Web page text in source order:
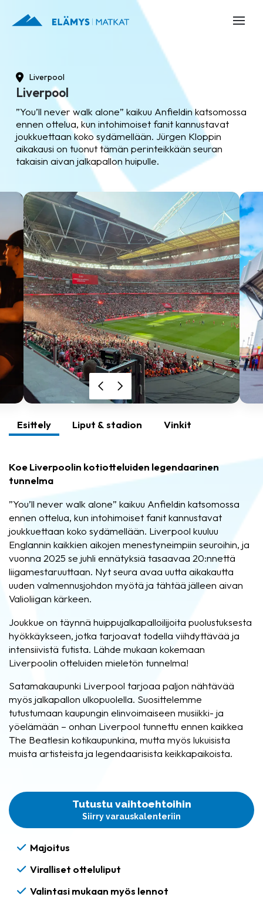
Liverpool
Liverpool
”You’ll never walk alone” kaikuu Anfieldin katsomossa
ennen ottelua, kun intohimoiset fanit kannustavat
joukkuettaan koko sydämellään. Jürgen Kloppin
aikakausi on tuonut tämän perinteikkään seuran
takaisin aivan jalkapallon huipulle.
Esittely Liput & stadion Vinkit
Koe Liverpoolin kotiotteluiden legendaarinen
tunnelma
”You’ll never walk alone” kaikuu Anfieldin katsomossa
ennen ottelua, kun intohimoiset fanit kannustavat
joukkuettaan koko sydämellään. Liverpool kuuluu
Englannin kaikkien aikojen menestyneimpiin seuroihin, ja
vuonna 2025 se juhli ennätyksiä tasaavaa 20:nnettä
liigamestaruuttaan. Nyt seura avaa uutta aikakautta
uuden valmennusjohdon myötä ja tähtää jälleen aivan
Valioliigan kärkeen.
Joukkue on täynnä huippujalkapalloilijoita puolustuksesta
hyökkäykseen, jotka tarjoavat todella viihdyttävää ja
intensiivistä futista. Lähde mukaan kokemaan
Liverpoolin otteluiden mieletön tunnelma!
Satamakaupunki Liverpool tarjoaa paljon nähtävää
myös jalkapallon ulkopuolella. Suosittelemme
tutustumaan kaupungin elinvoimaiseen musiikki- ja
yöelämään – onhan Liverpool tunnettu ennen kaikkea
The Beatlesin kotikaupunkina, mutta myös lukuisista
muista artisteista ja legendaarisista keikkapaikoista.
Tutustu vaihtoehtoihin
Siirry varauskalenteriin
Majoitus
Viralliset otteluliput
Valintasi mukaan myös lennot